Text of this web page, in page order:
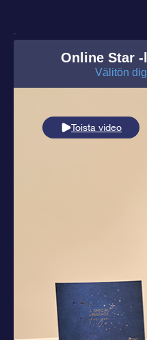
Online Star
Välitön
Toista video